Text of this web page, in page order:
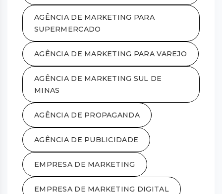
AGÊNCIA DE MARKETING PARA
SUPERMERCADO
AGÊNCIA DE MARKETING PARA VAREJO
AGÊNCIA DE MARKETING SUL DE
MINAS
AGÊNCIA DE PROPAGANDA
AGÊNCIA DE PUBLICIDADE
EMPRESA DE MARKETING
EMPRESA DE MARKETING DIGITAL